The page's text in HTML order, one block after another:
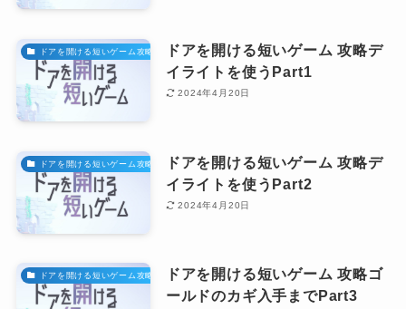
ドアを開ける短いゲーム攻略
ドアを開ける短いゲーム 攻略デ
イライトを使うPart1
2024年4月20日
ドアを開ける短いゲーム攻略
ドアを開ける短いゲーム 攻略デ
イライトを使うPart2
2024年4月20日
ドアを開ける短いゲーム攻略
ドアを開ける短いゲーム 攻略ゴ
ールドのカギ入手までPart3